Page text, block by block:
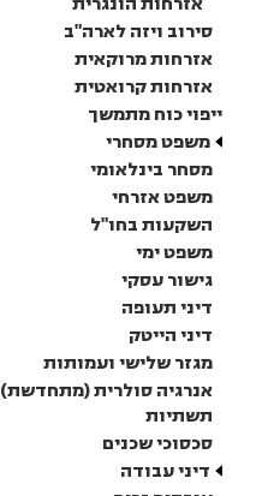
סירוב ויזה לארה"ב
אזרחות מרוקאית
אזרחות קרואטית
ייפוי כוח מתמשך
משפט מסחרי
מסחר בינלאומי
משפט אזרחי
השקעות בחו"ל
משפט ימי
גישור עסקי
דיני תעופה
דיני הייטק
מגזר שלישי ועמותות
אנרגיה סולרית (מתחדשת)
תשתיות
סכסוכי שכנים
דיני עבודה